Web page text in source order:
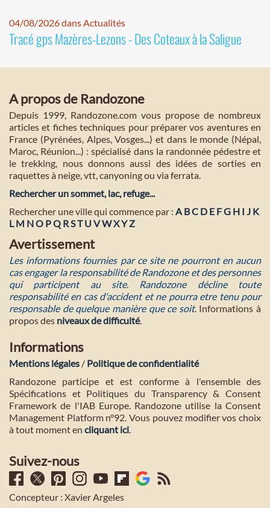
04/08/2026 dans Actualités
Tracé gps Mazères-Lezons - Des Coteaux à la Saligue
A propos de Randozone
Depuis 1999, Randozone.com vous propose de nombreux
articles et fiches techniques pour préparer vos aventures en
France (Pyrénées, Alpes, Vosges...) et dans le monde (Népal,
Maroc, Réunion...) : spécialisé dans la randonnée pédestre et
le trekking, nous donnons aussi des idées de sorties en
raquettes à neige, vtt, canyoning ou via ferrata.
Rechercher un sommet, lac, refuge...
Rechercher une ville qui commence par : A BC D E FG H I J K
L M NO PQ RST U VWXYZ
Avertissement
Les informations fournies par ce site ne pourront en aucun
cas engager la responsabilité de Randozone et des personnes
qui participent au site. Randozone décline toute
responsabilité en cas d'accident et ne pourra etre tenu pour
responsable de quelque manière que ce soit. Informations à
propos des niveaux de difficulté.
Informations
Mentions légales / Politique de confidentialité
Randozone participe et est conforme à l'ensemble des
Spécifications et Politiques du Transparency & Consent
Framework de l'IAB Europe. Randozone utilise la Consent
Management Platform n°92. Vous pouvez modifier vos choix
à tout moment en cliquant ici.
Suivez-nous
Concepteur : Xavier Argeles